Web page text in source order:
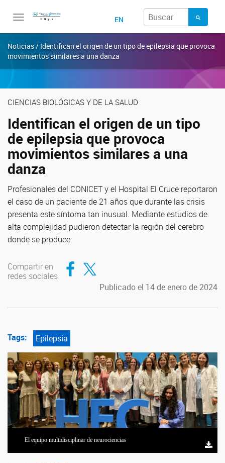
Toggle
EN
Noticias / Identifican el origen de un tipo de epilepsia que provoca
movimientos similares a una danza
CIENCIAS BIOLÓGICAS Y DE LA SALUD
Identifican el origen de un tipo
de epilepsia que provoca
movimientos similares a una
danza
Profesionales del CONICET y el Hospital El Cruce reportaron
el caso de un paciente de 21 años que durante las crisis
presenta este síntoma tan inusual. Mediante estudios de
alta complejidad pudieron detectar la región del cerebro
donde se produce.
Compartir en
redes sociales
Compartir en Facebook
Compartir en Twitter
Publicado el 14 de enero de 2024
Tags: Epilepsia
El equipo multidisciplinar de neurociencias